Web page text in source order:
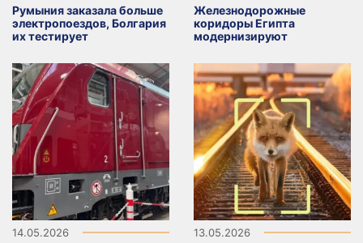
Румыния заказала больше
электропоездов, Болгария
их тестирует
Железнодорожные
коридоры Египта
модернизируют
14.05.2026 13.05.2026